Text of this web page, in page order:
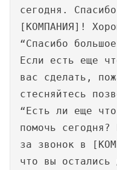
сегодня.
[КОМПАНИЯ]!
“Спасибо
Если есть еще
вас сделать,
стесняйтесь
“Есть ли еще
помочь
за звонок в
что вы остались